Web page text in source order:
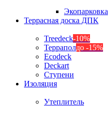
Экопарковка
Террасная доска ДПК
Treedeck-10%
Терраполдо -15%
Ecodeck
Deckart
Ступени
Изоляция
Утеплитель